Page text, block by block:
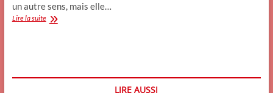
un autre sens, mais elle…
Lire la suiteMariage
LIRE AUSSI